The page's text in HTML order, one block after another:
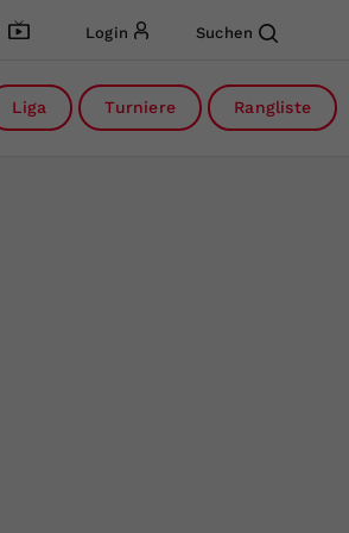
Login Suchen
Liga Turniere Rangliste